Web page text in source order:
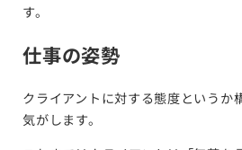
す。
仕事の姿勢
クライアントに対する態度というか
気がします。